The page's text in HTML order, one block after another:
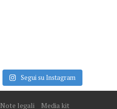
Segui su Instagram
Note legali Media kit